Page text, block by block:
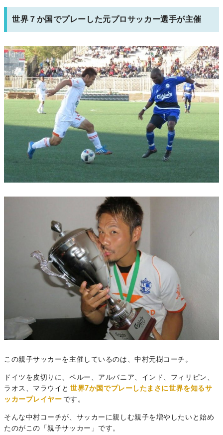
世界７か国でプレーした元プロサッカー選手が主催
この親子サッカーを主催しているのは、中村元樹コーチ。
ドイツを皮切りに、ペルー、アルバニア、インド、フィリピン、
ラオス、マラウイと 世界7か国でプレーしたまさに世界を知るサ
ッカープレイヤー です。
そんな中村コーチが、サッカーに親しむ親子を増やしたいと始め
たのがこの「親子サッカー」です。